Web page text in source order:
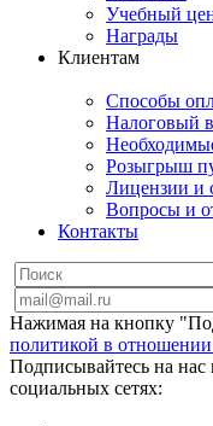
Учебный
Награды
Клиентам
Способы
Налоговый
Розыгрыш
Лицензии и
Вопросы и
Контакты
Нажимая на кнопку
политикой в
Подписывайтесь на нас
социальных сетях: